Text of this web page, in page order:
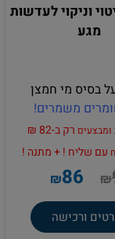
וניקוי לעדשות
מגע
בסיס מי חמצן
משמרים!
ומבצעים רק ב-82 ₪
עם שליח ! + מתנה !
₪
₪86
ורכישה